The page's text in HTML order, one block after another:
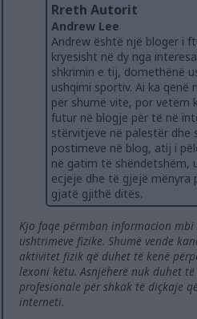
Rreth Autorit
Andrew Lee
Andrew është një bloger i
kryesisht në dy nga
shkrimin e tij, domethënë
ushqimi sportiv. Ai ka qenë
për shumë vite, por vetëm
futur në blogje për të në
stërvitjeve në palestër dhe
postimeve në blog, atij i
në gatim të shëndetshëm,
ecjeje dhe të gjejë mënyra
gjatë gjithë ditës.
Kjo faqe përmban informacion
ushtrimeve fizike. Shumë vende
aktivitet fizik që duhet të kenë
lexoni këtu. Asnjëherë nuk duhet
profesionale për shkak të diçkaje
interneti.